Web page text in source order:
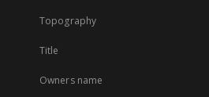
Topography
Title
Owners name